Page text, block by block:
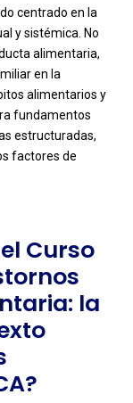
centrado en la
y sistémica. No
alimentaria,
en la
alimentarios y
fundamentos
estructuradas,
factores de
Curso
la